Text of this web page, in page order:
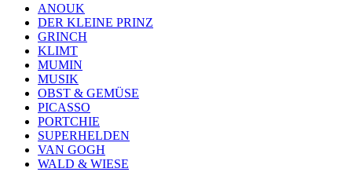
ANOUK
DER KLEINE PRINZ
GRINCH
KLIMT
MUMIN
MUSIK
OBST & GEMÜSE
PICASSO
PORTCHIE
SUPERHELDEN
VAN GOGH
WALD & WIESE